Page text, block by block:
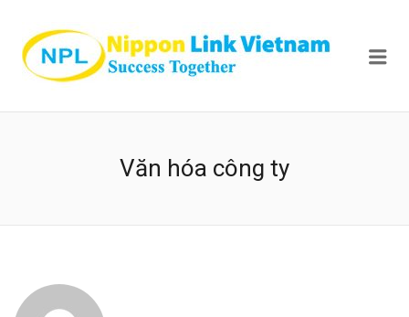
Văn hóa công ty